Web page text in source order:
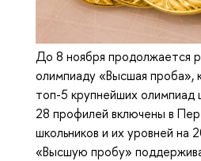
До 8 ноября продолжается
олимпиаду «Высшая проба»,
топ-5 крупнейших олимпиад
28 профилей включены в
школьников и их уровней на
«Высшую пробу»